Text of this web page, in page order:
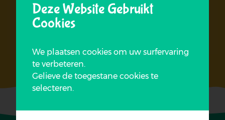
Deze Website Gebruikt
Cookies
We plaatsen cookies om uw surfervaring
te verbeteren.
Gelieve de toegestane cookies te
selecteren.